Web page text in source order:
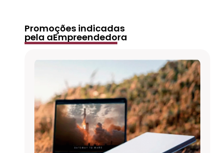
Promoções indicadas
pela aEmpreendedora